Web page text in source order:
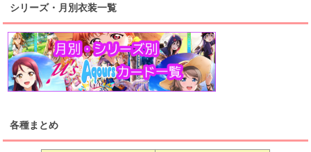
桜内梨子 高海千歌 渡辺曜
浦の星女学院1年生
上原歩夢 宮下愛 優木せつ菜
虹ヶ咲学園1年生
シリーズ・月別衣装一覧
各種まとめ